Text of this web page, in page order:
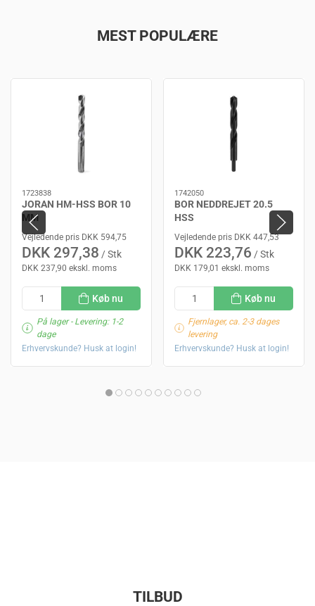
MEST POPULÆRE
1723838
JORAN HM-HSS BOR 10
MM
Vejledende pris DKK 594,75
DKK 297,38 / Stk
DKK 237,90 ekskl. moms
Køb nu
På lager- Levering: 1-2
dage
Erhvervskunde? Husk at login!
1742050
BOR NEDDREJET 20.5
HSS
Vejledende pris DKK 447,53
DKK 223,76 / Stk
DKK 179,01 ekskl. moms
Køb nu
Fjernlager, ca. 2-3 dages
levering
Erhvervskunde? Husk at login!
TILBUD